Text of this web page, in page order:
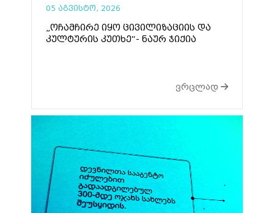
05 აგვისტო, 2026
„ოჩამჩირე იყო ცივილიზაციის და
კულტურის კუთხე“- ნაურ ჯიქია
ვრცლად